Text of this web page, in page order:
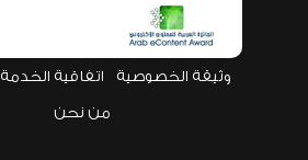
وثيقة الخصوصية اتفاقية الخدمة
من نحن